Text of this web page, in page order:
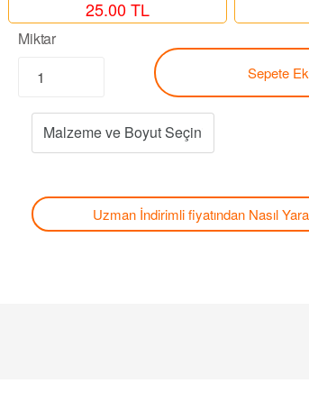
25.00 TL
Miktar
Sepete
Uzman İndirimli fiyatından Nasıl